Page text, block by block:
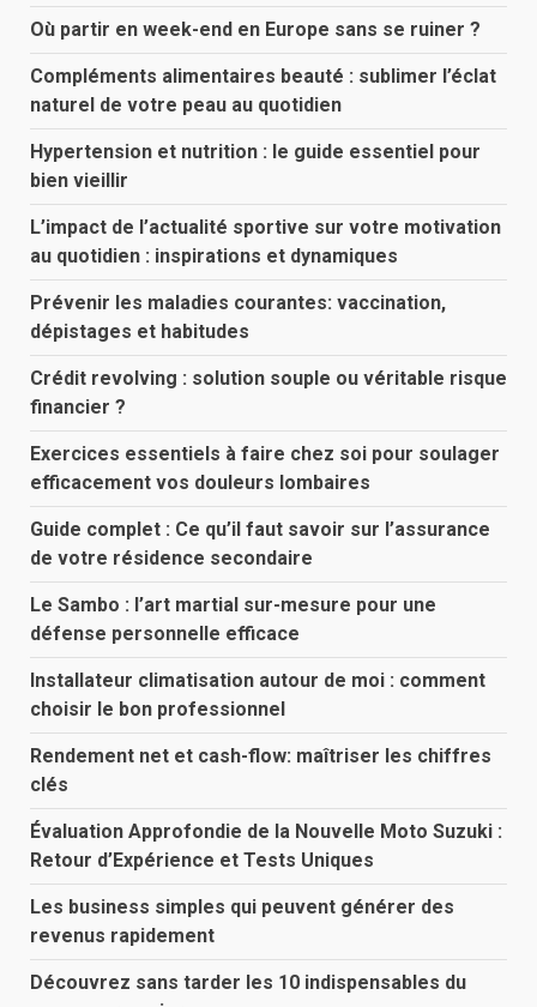
Où partir en week-end en Europe sans se ruiner ?
Compléments alimentaires beauté : sublimer l’éclat
naturel de votre peau au quotidien
Hypertension et nutrition : le guide essentiel pour
bien vieillir
L’impact de l’actualité sportive sur votre motivation
au quotidien : inspirations et dynamiques
Prévenir les maladies courantes: vaccination,
dépistages et habitudes
Crédit revolving : solution souple ou véritable risque
financier ?
Exercices essentiels à faire chez soi pour soulager
efficacement vos douleurs lombaires
Guide complet : Ce qu’il faut savoir sur l’assurance
de votre résidence secondaire
Le Sambo : l’art martial sur-mesure pour une
défense personnelle efficace
Installateur climatisation autour de moi : comment
choisir le bon professionnel
Rendement net et cash-flow: maîtriser les chiffres
clés
Évaluation Approfondie de la Nouvelle Moto Suzuki :
Retour d’Expérience et Tests Uniques
Les business simples qui peuvent générer des
revenus rapidement
Découvrez sans tarder les 10 indispensables du